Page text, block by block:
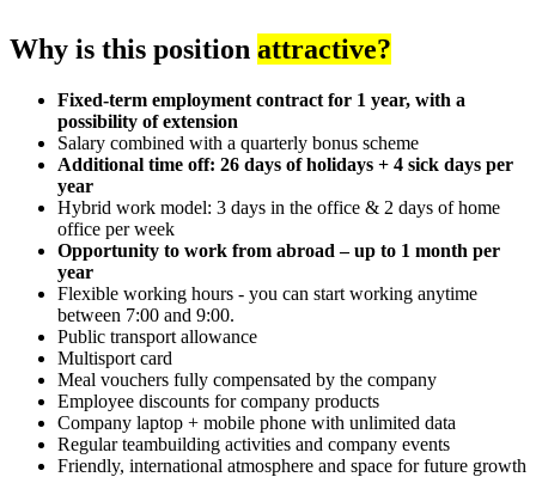
Why is this position attractive?
Fixed-term employment contract for 1 year, with a
possibility of extension
Salary combined with a quarterly bonus scheme
Additional time off: 26 days of holidays + 4 sick days per
year
Hybrid work model: 3 days in the office & 2 days of home
office per week
Opportunity to work from abroad – up to 1 month per
year
Flexible working hours - you can start working anytime
between 7:00 and 9:00.
Public transport allowance
Multisport card
Meal vouchers fully compensated by the company
Employee discounts for company products
Company laptop + mobile phone with unlimited data
Regular teambuilding activities and company events
Friendly, international atmosphere and space for future growth